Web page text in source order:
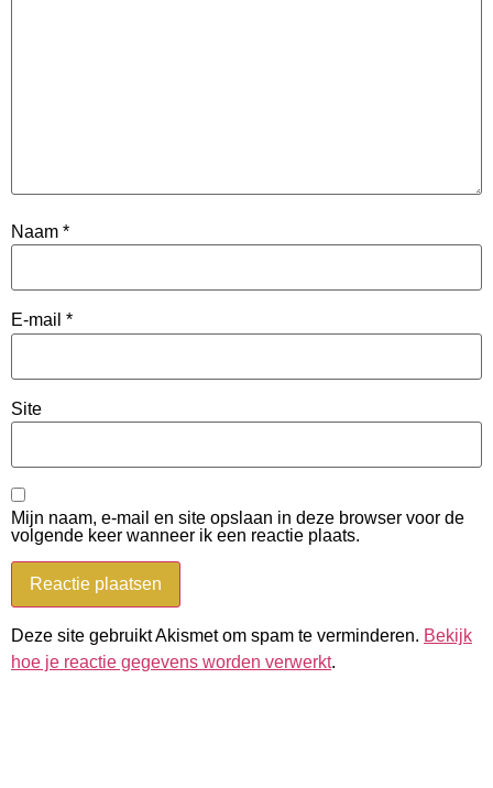
Naam *
E-mail *
Site
Mijn naam, e-mail en site opslaan in deze browser voor de
volgende keer wanneer ik een reactie plaats.
Deze site gebruikt Akismet om spam te verminderen. Bekijk
hoe je reactie gegevens worden verwerkt.